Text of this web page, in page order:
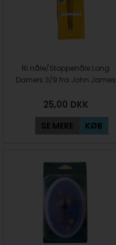
Ri nåle/Stoppenåle Long
Darners 3/9 fra John James
25,00 DKK
SE MERE KØB